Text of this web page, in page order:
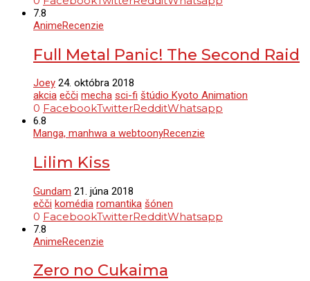
7.8
AnimeRecenzie
Full Metal Panic! The Second Raid
Joey 24. októbra 2018
akcia ečči mecha sci-fi štúdio Kyoto Animation
0 FacebookTwitterRedditWhatsapp
6.8
Manga, manhwa a webtoonyRecenzie
Lilim Kiss
Gundam 21. júna 2018
ečči komédia romantika šónen
0 FacebookTwitterRedditWhatsapp
7.8
AnimeRecenzie
Zero no Cukaima